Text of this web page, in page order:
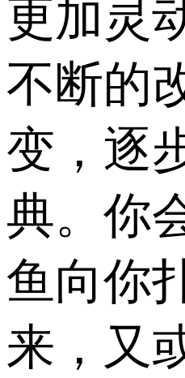
更加灵
不断的
变，逐
典。你
鱼向你
来，又